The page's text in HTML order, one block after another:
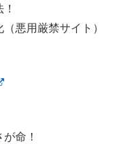
悪用厳禁サイト）
命！